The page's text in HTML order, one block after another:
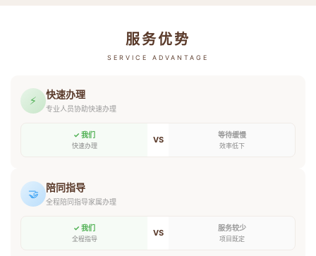
服务优势
SERVICE ADVANTAGE
⚡ 快速办理
专业人员协助快速办理
✓ 我们
快速办理
VS 等待缓慢
效率低下
🤝 陪同指导
全程陪同指导家属办理
✓ 我们
全程指导
VS 服务较少
项目既定